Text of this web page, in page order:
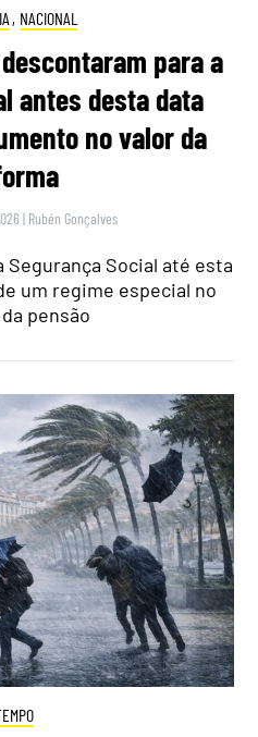
, NACIONAL
para a
antes desta data
no valor da
| Rubén Gonçalves
Social até esta
um regime especial no
pensão